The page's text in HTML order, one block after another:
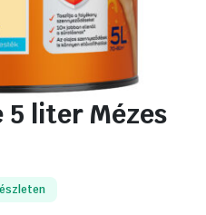
5 liter Mézes